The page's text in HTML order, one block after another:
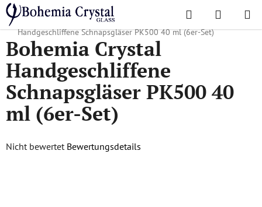
Zum
Inhalt
springen
Suchen
Startseite
/ Lieblingskollektionen /
Bohemia Crystal
Handgeschliffene Schnapsgläser PK500 40 ml (6er-Set)
Bohemia Crystal
Handgeschliffene
Schnapsgläser PK500 40
ml (6er-Set)
Die
Nicht bewertet Bewertungsdetails